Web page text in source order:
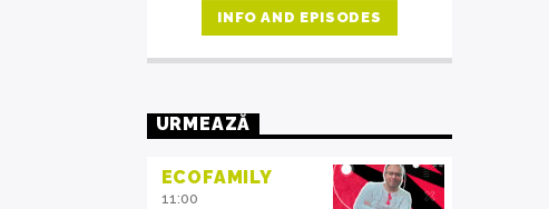
INFO AND EPISODES
URMEAZĂ
ECOFAMILY
11:00